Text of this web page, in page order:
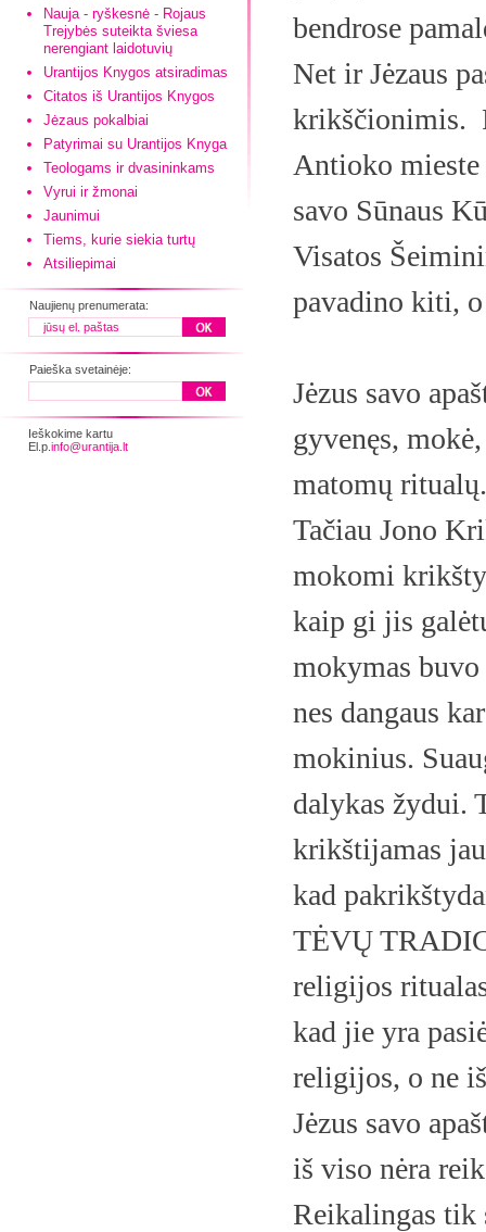
Nauja - ryškesnė - Rojaus
Trejybės suteikta šviesa
nerengiant laidotuvių
Urantijos Knygos atsiradimas
Citatos iš Urantijos Knygos
Jėzaus pokalbiai
Patyrimai su Urantijos Knyga
Teologams ir dvasininkams
Vyrui ir žmonai
Jaunimui
Tiems, kurie siekia turtų
Atsiliepimai
Naujienų prenumerata:
Paieška svetainėje:
Ieškokime kartu
El.p. info@urantija.lt
bendrose
Net ir Jėzaus
krikščionimis.
Antioko mieste
savo Sūnaus
Visatos
pavadino kiti, o
Jėzus savo
gyvenęs,
matomų ritualų.
Tačiau Jono
mokomi
kaip gi jis
mokymas
nes dangaus
mokinius.
dalykas žydui.
krikštijamas
kad
TĖVŲ
religijos
kad jie yra
religijos, o ne
Jėzus savo
iš viso nėra
Reikalingas tik